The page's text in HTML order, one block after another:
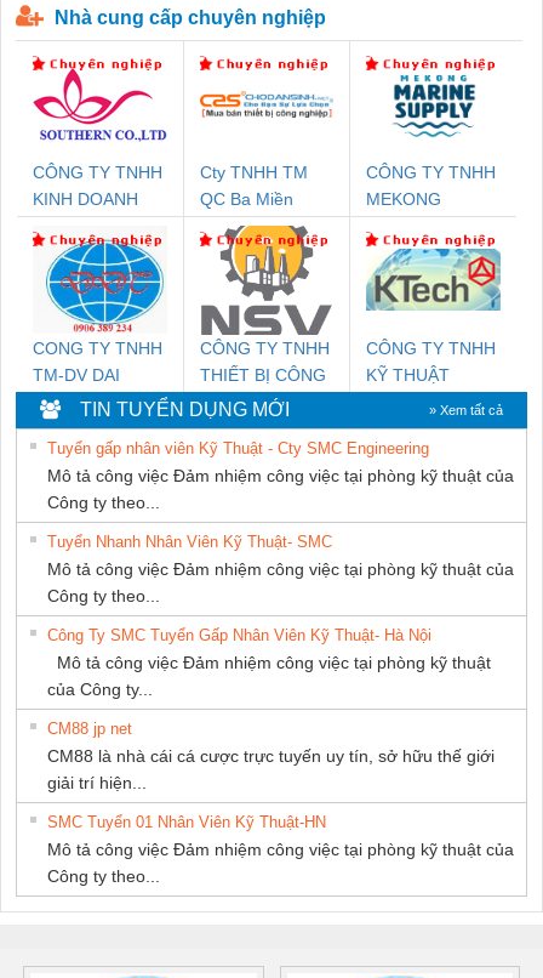
Nhà cung cấp chuyên nghiệp
CÔNG TY TNHH
KINH DOANH
PHƯƠNG NAM
Cty TNHH TM
QC Ba Miền
CÔNG TY TNHH
MEKONG
SUPPLY
CONG TY TNHH
TM-DV DAI
DONG THANH
CÔNG TY TNHH
THIẾT BỊ CÔNG
NGHIỆP NIHON
SETSUBI VIỆT
NAM
CÔNG TY TNHH
KỸ THUẬT
KTECH VIỆT
NAM
TIN TUYỂN DỤNG MỚI » Xem tất cả
Tuyển gấp nhân viên Kỹ Thuật - Cty SMC Engineering
Mô tả công việc Đảm nhiệm công việc tại phòng kỹ thuật của
Công ty theo...
Tuyển Nhanh Nhân Viên Kỹ Thuật- SMC
Mô tả công việc Đảm nhiệm công việc tại phòng kỹ thuật của
Công ty theo...
Công Ty SMC Tuyển Gấp Nhân Viên Kỹ Thuật- Hà Nội
Mô tả công việc Đảm nhiệm công việc tại phòng kỹ thuật
của Công ty...
CM88 jp net
CM88 là nhà cái cá cược trực tuyến uy tín, sở hữu thế giới
giải trí hiện...
SMC Tuyển 01 Nhân Viên Kỹ Thuật-HN
Mô tả công việc Đảm nhiệm công việc tại phòng kỹ thuật của
Công ty theo...